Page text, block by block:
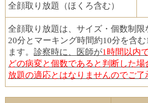
全顔取り放題（ほくろ含む）
全顔取り放題は、サイズ・個数制限
20分とマーキング時間約10分を含む
ます。診察時に、医師が1時間以内
どの病変と個数であると判断した場
放題の適応とはなりませんのでご了